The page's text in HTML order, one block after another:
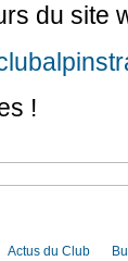
du site
!
Actus du Club